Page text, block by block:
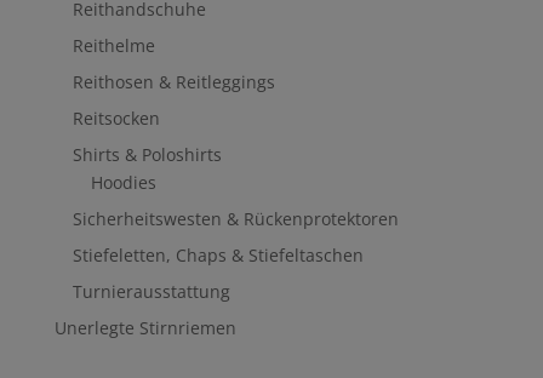
Reithandschuhe
Reithelme
Reithosen & Reitleggings
Reitsocken
Shirts & Poloshirts
Hoodies
Sicherheitswesten & Rückenprotektoren
Stiefeletten, Chaps & Stiefeltaschen
Turnierausstattung
Unerlegte Stirnriemen